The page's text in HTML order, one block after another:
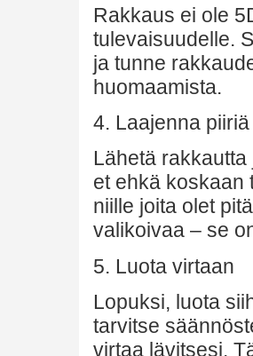
Rakkaus ei ole
tulevaisuudelle.
ja tunne
huomaamista.
4. Laajenna piiriä
Lähetä
et ehkä koskaan
niille joita olet
valikoivaa – se
5. Luota virtaan
Lopuksi, luota
tarvitse
virtaa lävitsesi.